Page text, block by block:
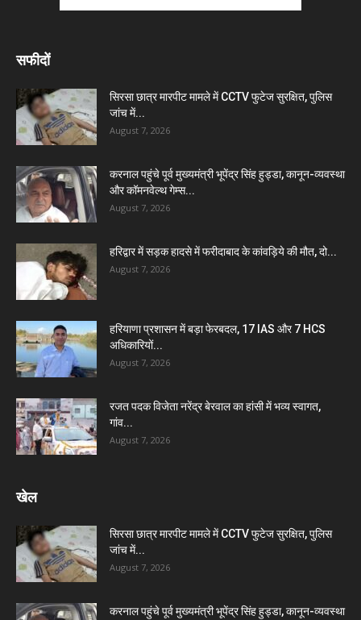
सफीदों
सिरसा छात्र मारपीट मामले में CCTV फुटेज सुरक्षित, पुलिस
जांच में...
August 7, 2026
करनाल पहुंचे पूर्व मुख्यमंत्री भूपेंद्र सिंह हुड्डा, कानून-व्यवस्था
और कॉमनवेल्थ गेम्स...
August 7, 2026
हरिद्वार में सड़क हादसे में फरीदाबाद के कांवड़िये की मौत, दो...
August 7, 2026
हरियाणा प्रशासन में बड़ा फेरबदल, 17 IAS और 7 HCS
अधिकारियों...
August 7, 2026
रजत पदक विजेता नरेंद्र बेरवाल का हांसी में भव्य स्वागत,
गांव...
August 7, 2026
खेल
सिरसा छात्र मारपीट मामले में CCTV फुटेज सुरक्षित, पुलिस
जांच में...
August 7, 2026
करनाल पहुंचे पूर्व मुख्यमंत्री भूपेंद्र सिंह हुड्डा, कानून-व्यवस्था